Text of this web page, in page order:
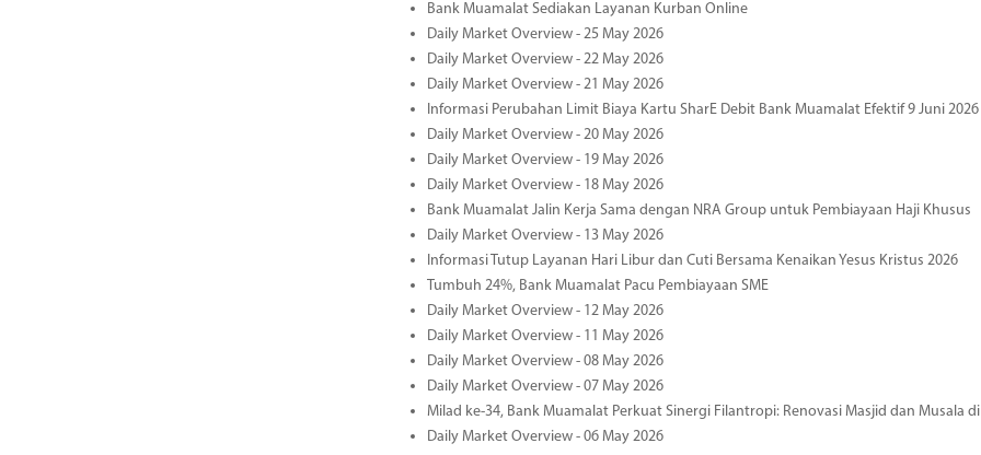
Bank Muamalat Sediakan Layanan Kurban Online
Daily Market Overview - 25 May 2026
Daily Market Overview - 22 May 2026
Daily Market Overview - 21 May 2026
Informasi Perubahan Limit Biaya Kartu SharE Debit Bank Muamalat Efektif 9 Juni 2026
Daily Market Overview - 20 May 2026
Daily Market Overview - 19 May 2026
Daily Market Overview - 18 May 2026
Bank Muamalat Jalin Kerja Sama dengan NRA Group untuk Pembiayaan Haji Khusus
Daily Market Overview - 13 May 2026
Informasi Tutup Layanan Hari Libur dan Cuti Bersama Kenaikan Yesus Kristus 2026
Tumbuh 24%, Bank Muamalat Pacu Pembiayaan SME
Daily Market Overview - 12 May 2026
Daily Market Overview - 11 May 2026
Daily Market Overview - 08 May 2026
Daily Market Overview - 07 May 2026
Milad ke-34, Bank Muamalat Perkuat Sinergi Filantropi: Renovasi Masjid dan Musala
Daily Market Overview - 06 May 2026